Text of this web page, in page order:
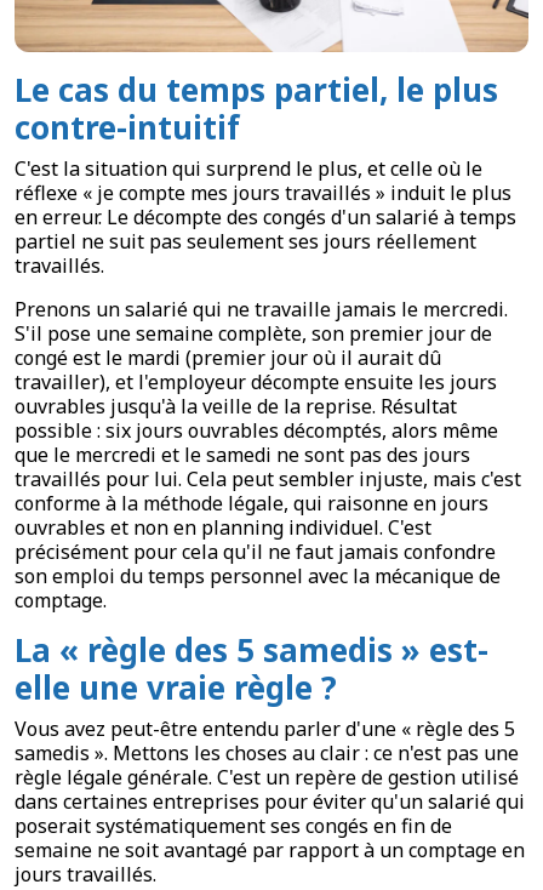
Le cas du temps partiel, le plus
contre-intuitif
C'est la situation qui surprend le plus, et celle où le
réflexe « je compte mes jours travaillés » induit le plus
en erreur. Le décompte des congés d'un salarié à temps
partiel ne suit pas seulement ses jours réellement
travaillés.
Prenons un salarié qui ne travaille jamais le mercredi.
S'il pose une semaine complète, son premier jour de
congé est le mardi (premier jour où il aurait dû
travailler), et l'employeur décompte ensuite les jours
ouvrables jusqu'à la veille de la reprise. Résultat
possible : six jours ouvrables décomptés, alors même
que le mercredi et le samedi ne sont pas des jours
travaillés pour lui. Cela peut sembler injuste, mais c'est
conforme à la méthode légale, qui raisonne en jours
ouvrables et non en planning individuel. C'est
précisément pour cela qu'il ne faut jamais confondre
son emploi du temps personnel avec la mécanique de
comptage.
La « règle des 5 samedis » est-
elle une vraie règle ?
Vous avez peut-être entendu parler d'une « règle des 5
samedis ». Mettons les choses au clair : ce n'est pas une
règle légale générale. C'est un repère de gestion utilisé
dans certaines entreprises pour éviter qu'un salarié qui
poserait systématiquement ses congés en fin de
semaine ne soit avantagé par rapport à un comptage en
jours travaillés.